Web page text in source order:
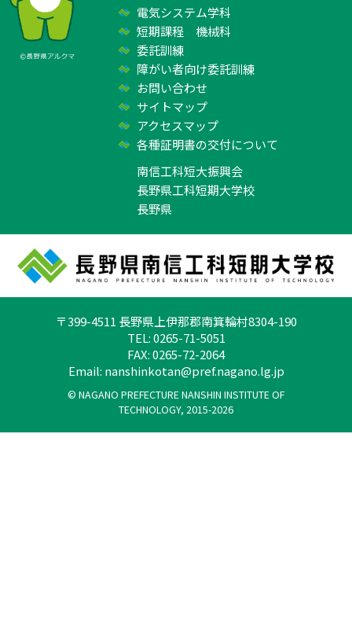
電気システム学科
短期課程 機械科
委託訓練
障がい者向け委託訓練
お問い合わせ
サイトマップ
アクセスマップ
各種証明書の交付について
南信工科短大振興会
長野県工科短期大学校
長野県
〒399-4511 長野県上伊那郡南箕輪村8304-190
TEL: 0265-71-5051
FAX: 0265-72-2064
Email: nanshinkotan@pref.nagano.lg.jp
© NAGANO PREFECTURE NANSHIN INSTITUTE OF
TECHNOLOGY, 2015-2026